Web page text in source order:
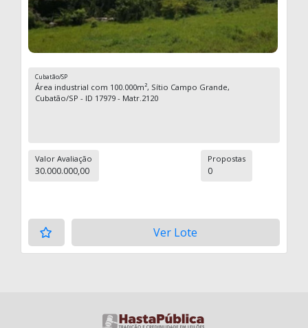
Cubatão/SP
Área industrial com 100.000m², Sítio Campo Grande,
Cubatão/SP - ID 17979 - Matr.2120
Valor Avaliação
30.000.000,00
Propostas
0
Ver Lote